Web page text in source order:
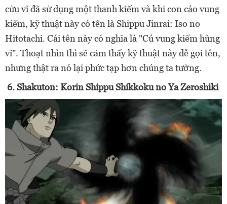
cửu vĩ đã sử dụng một thanh kiếm và khi con cáo vung
kiếm, kỹ thuật này có tên là Shippu Jinrai: Iso no
Hitotachi. Cái tên này có nghĩa là "Cú vung kiếm hùng
vĩ". Thoạt nhìn thì sẽ cảm thấy kỹ thuật này dễ gọi tên,
nhưng thật ra nó lại phức tạp hơn chúng ta tưởng.
6. Shakuton: Korin Shippu Shikkoku no Ya Zeroshiki